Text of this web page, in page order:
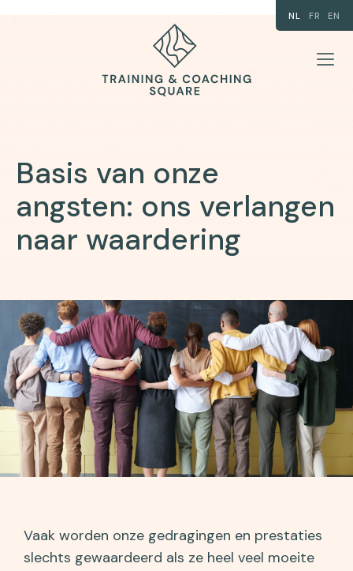
NL FR EN
Basis van onze
angsten: ons verlangen
naar waardering
Vaak worden onze gedragingen en prestaties
slechts gewaardeerd als ze heel veel moeite